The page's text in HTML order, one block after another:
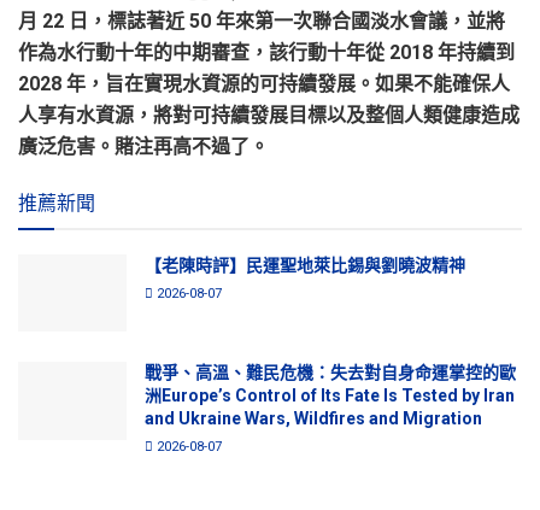
月 22 日，標誌著近 50 年來第一次聯合國淡水會議，並將
作為水行動十年的中期審查，該行動十年從 2018 年持續到
2028 年，旨在實現水資源的可持續發展。如果不能確保人
人享有水資源，將對可持續發展目標以及整個人類健康造成
廣泛危害。賭注再高不過了。
推薦新聞
【老陳時評】民運聖地萊比錫與劉曉波精神
2026-08-07
戰爭、高溫、難民危機：失去對自身命運掌控的歐
洲Europe’s Control of Its Fate Is Tested by Iran
and Ukraine Wars, Wildfires and Migration
2026-08-07